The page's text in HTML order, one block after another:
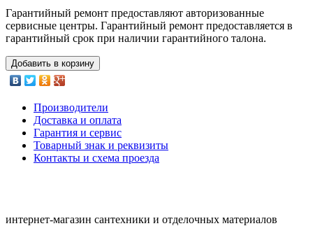
Гарантийный ремонт предоставляют авторизованные
сервисные центры. Гарантийный ремонт предоставляется в
гарантийный срок при наличии гарантийного талона.
Добавить в корзину
Производители
Доставка и оплата
Гарантия и сервис
Товарный знак и реквизиты
Контакты и схема проезда
интернет-магазин сантехники и отделочных материалов